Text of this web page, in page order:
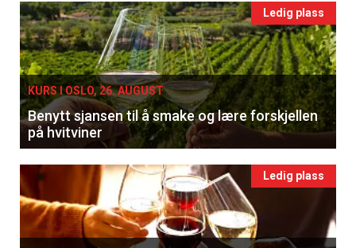
Ledig plass
KURS I OSLO, 26. AUGUST
Benytt sjansen til å smake og lære forskjellen
på hvitviner
Ledig plass